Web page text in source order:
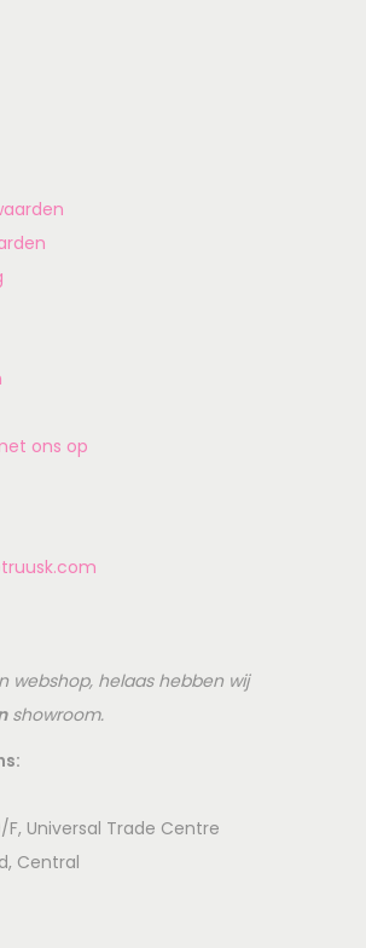
ons op
webshop, helaas hebben wij
showroom.
Universal Trade Centre
Central